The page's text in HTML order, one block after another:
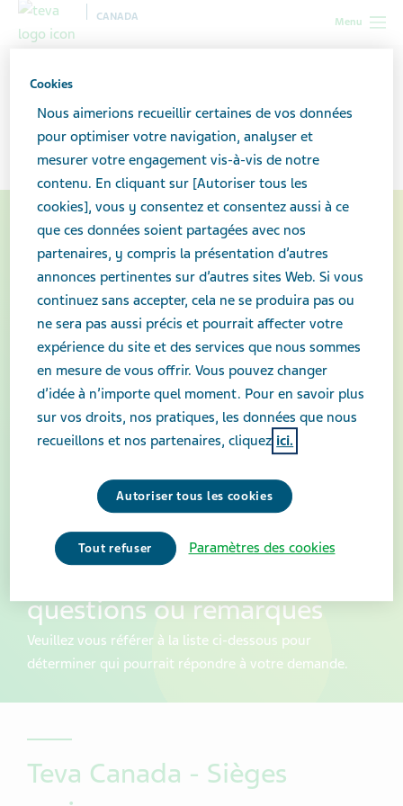
Menu
CANADA
Pour nous joindre
Vous pouvez nous joindre
en tout temps avec vos
questions ou remarques
Veuillez vous référer à la liste ci-dessous pour
déterminer qui pourrait répondre à votre demande.
Teva Canada - Sièges
Cookies
Nous aimerions recueillir certaines de vos données
pour optimiser votre navigation, analyser et
mesurer votre engagement vis-à-vis de notre
contenu. En cliquant sur [Autoriser tous les
cookies], vous y consentez et consentez aussi à ce
que ces données soient partagées avec nos
partenaires, y compris la présentation d’autres
annonces pertinentes sur d’autres sites Web. Si vous
continuez sans accepter, cela ne se produira pas ou
ne sera pas aussi précis et pourrait affecter votre
expérience du site et des services que nous sommes
en mesure de vous offrir. Vous pouvez changer
d’idée à n’importe quel moment. Pour en savoir plus
sur vos droits, nos pratiques, les données que nous
recueillons et nos partenaires, cliquez ici.
Autoriser tous les cookies
Tout refuser Paramètres des cookies